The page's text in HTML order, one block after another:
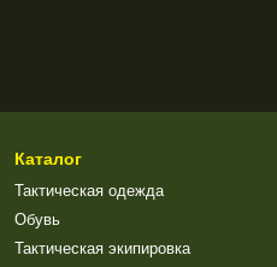
Каталог
Тактическая одежда
Обувь
Тактическая экипировка